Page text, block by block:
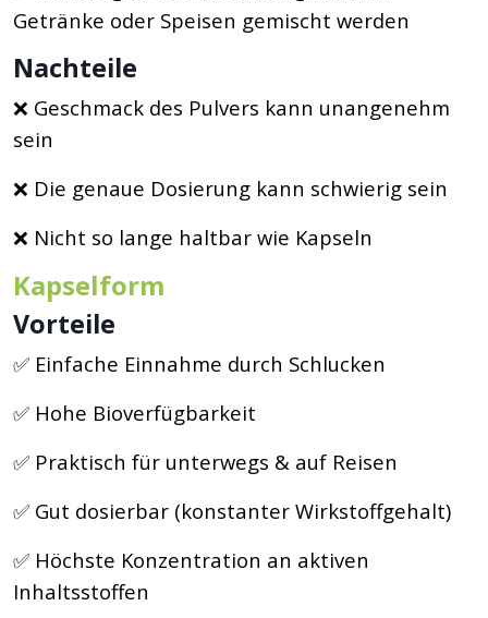
Getränke oder Speisen gemischt werden
Nachteile
❌ Geschmack des Pulvers kann unangenehm
sein
❌ Die genaue Dosierung kann schwierig sein
❌ Nicht so lange haltbar wie Kapseln
Kapselform
Vorteile
✅ Einfache Einnahme durch Schlucken
✅ Hohe Bioverfügbarkeit
✅ Praktisch für unterwegs & auf Reisen
✅ Gut dosierbar (konstanter Wirkstoffgehalt)
✅ Höchste Konzentration an aktiven
Inhaltsstoffen